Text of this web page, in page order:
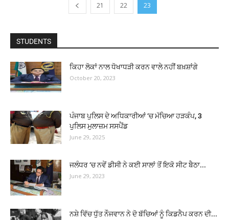
21 22 23
STUDENTS
ਕਿਹਾ ਲੋਕਾਂ ਨਾਲ ਧੋਖਾਧੜੀ ਕਰਨ ਵਾਲੇ ਨਹੀਂ ਬਖ਼ਸ਼ਾਂਗੇ
October 20, 2023
ਪੰਜਾਬ ਪੁਲਿਸ ਦੇ ਅਧਿਕਾਰੀਆਂ ‘ਚ ਮੱਚਿਆ ਹੜਕੰਪ, 3
ਪੁਲਿਸ ਮੁਲਾਜ਼ਮ ਸਸਪੈਂਡ
June 29, 2025
ਜਲੰਧਰ ‘ਚ ਨਵੇਂ ਡੀਸੀ ਨੇ ਕਈ ਸਾਲਾਂ ਤੋਂ ਇਕੋ ਸੀਟ ਬੈਠਾ...
June 29, 2023
ਨਸ਼ੇ ਵਿੱਚ ਧੁੱਤ ਨੌਜਵਾਨ ਨੇ ਦੋ ਬੱਚਿਆਂ ਨੂੰ ਕਿਡਨੈਪ ਕਰਨ ਦੀ...